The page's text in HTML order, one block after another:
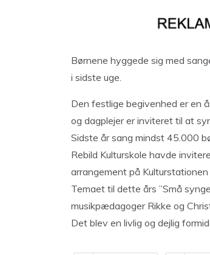
Børnene hyggede sig med
i sidste uge.
Den festlige begivenhed er en
og dagplejer er inviteret til at
Sidste år sang mindst 45.000
Rebild Kulturskole havde
arrangement på Kulturstationen
Temaet til dette års ”Små
musikpædagoger Rikke og
Det blev en livlig og dejlig